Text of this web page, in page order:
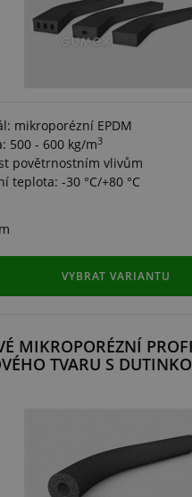
mikroporézní EPDM
500 - 600 kg/m3
povětrnostním vlivům
teplota: -30 °C/+80 °C
VYBRAT VARIANTU
MIKROPORÉZNÍ
TVARU S